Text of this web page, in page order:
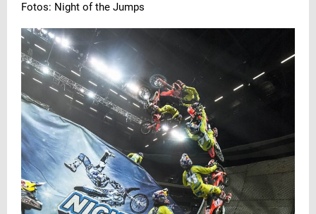
Fotos: Night of the Jumps